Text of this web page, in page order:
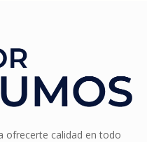
ofrecerte calidad en todo